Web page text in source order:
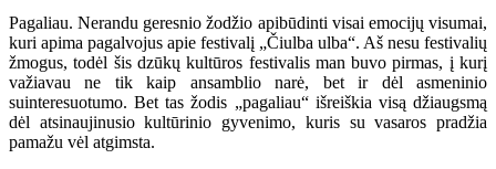
Pagaliau. Nerandu geresnio žodžio apibūdinti visai emocijų visumai,
kuri apima pagalvojus apie festivalį „Čiulba ulba“. Aš nesu festivalių
žmogus, todėl šis dzūkų kultūros festivalis man buvo pirmas, į kurį
važiavau ne tik kaip ansamblio narė, bet ir dėl asmeninio
suinteresuotumo. Bet tas žodis „pagaliau“ išreiškia visą džiaugsmą
dėl atsinaujinusio kultūrinio gyvenimo, kuris su vasaros pradžia
pamažu vėl atgimsta.